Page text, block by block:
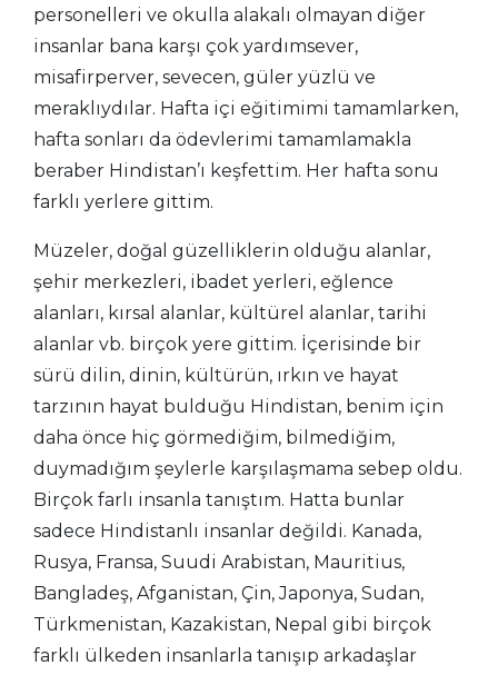
personelleri ve okulla alakalı olmayan diğer
insanlar bana karşı çok yardımsever,
misafirperver, sevecen, güler yüzlü ve
meraklıydılar. Hafta içi eğitimimi tamamlarken,
hafta sonları da ödevlerimi tamamlamakla
beraber Hindistan’ı keşfettim. Her hafta sonu
farklı yerlere gittim.
Müzeler, doğal güzelliklerin olduğu alanlar,
şehir merkezleri, ibadet yerleri, eğlence
alanları, kırsal alanlar, kültürel alanlar, tarihi
alanlar vb. birçok yere gittim. İçerisinde bir
sürü dilin, dinin, kültürün, ırkın ve hayat
tarzının hayat bulduğu Hindistan, benim için
daha önce hiç görmediğim, bilmediğim,
duymadığım şeylerle karşılaşmama sebep oldu.
Birçok farlı insanla tanıştım. Hatta bunlar
sadece Hindistanlı insanlar değildi. Kanada,
Rusya, Fransa, Suudi Arabistan, Mauritius,
Bangladeş, Afganistan, Çin, Japonya, Sudan,
Türkmenistan, Kazakistan, Nepal gibi birçok
farklı ülkeden insanlarla tanışıp arkadaşlar